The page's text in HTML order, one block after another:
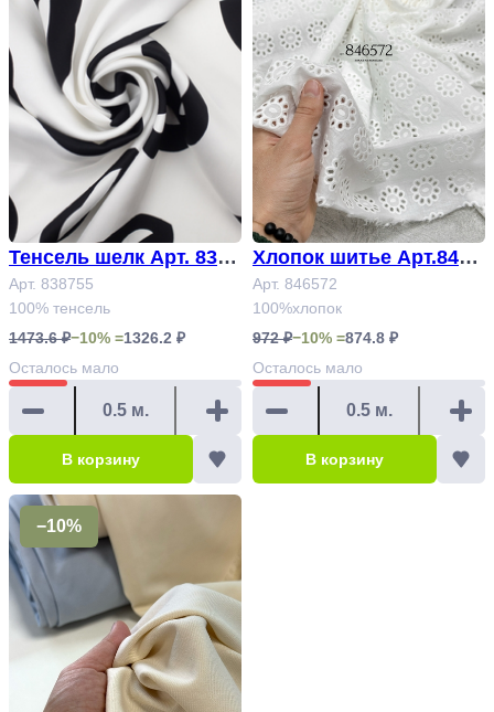
Тенсель шелк Арт. 8387
55
Арт. 838755
100% тенсель
1473.6 ₽−10% =1326.2 ₽
Осталось мало
В корзину
Хлопок шитье Арт.8465
72
Арт. 846572
100%хлопок
972 ₽−10% =874.8 ₽
Осталось мало
В корзину
−10%